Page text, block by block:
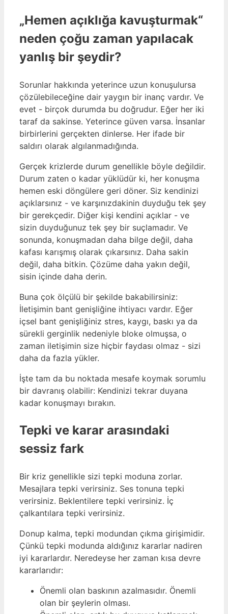
„Hemen açıklığa kavuşturmak“
neden çoğu zaman yapılacak
yanlış bir şeydir?
Sorunlar hakkında yeterince uzun konuşulursa
çözülebileceğine dair yaygın bir inanç vardır. Ve
evet - birçok durumda bu doğrudur. Eğer her iki
taraf da sakinse. Yeterince güven varsa. İnsanlar
birbirlerini gerçekten dinlerse. Her ifade bir
saldırı olarak algılanmadığında.
Gerçek krizlerde durum genellikle böyle değildir.
Durum zaten o kadar yüklüdür ki, her konuşma
hemen eski döngülere geri döner. Siz kendinizi
açıklarsınız - ve karşınızdakinin duyduğu tek şey
bir gerekçedir. Diğer kişi kendini açıklar - ve
sizin duyduğunuz tek şey bir suçlamadır. Ve
sonunda, konuşmadan daha bilge değil, daha
kafası karışmış olarak çıkarsınız. Daha sakin
değil, daha bitkin. Çözüme daha yakın değil,
sisin içinde daha derin.
Buna çok ölçülü bir şekilde bakabilirsiniz:
İletişimin bant genişliğine ihtiyacı vardır. Eğer
içsel bant genişliğiniz stres, kaygı, baskı ya da
sürekli gerginlik nedeniyle bloke olmuşsa, o
zaman iletişimin size hiçbir faydası olmaz - sizi
daha da fazla yükler.
İşte tam da bu noktada mesafe koymak sorumlu
bir davranış olabilir: Kendinizi tekrar duyana
kadar konuşmayı bırakın.
Tepki ve karar arasındaki
sessiz fark
Bir kriz genellikle sizi tepki moduna zorlar.
Mesajlara tepki verirsiniz. Ses tonuna tepki
verirsiniz. Beklentilere tepki verirsiniz. İç
çalkantılara tepki verirsiniz.
Donup kalma, tepki modundan çıkma girişimidir.
Çünkü tepki modunda aldığınız kararlar nadiren
iyi kararlardır. Neredeyse her zaman kısa devre
kararlarıdır:
Önemli olan baskının azalmasıdır. Önemli
olan bir şeylerin olması.